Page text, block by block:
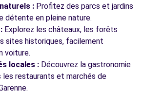
: Profitez des parcs et jardins
détente en pleine nature.
Explorez les châteaux, les forêts
sites historiques, facilement
voiture.
locales : Découvrez la gastronomie
les restaurants et marchés de